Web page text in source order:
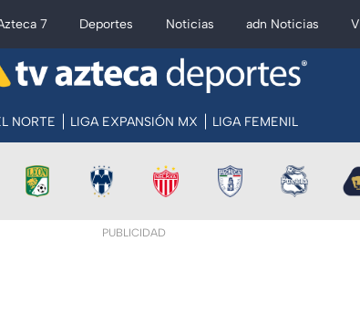
7 Deportes Noticias adn Noticias
NORTE LIGA EXPANSIÓN MX LIGA FEMENIL
PUBLICIDAD